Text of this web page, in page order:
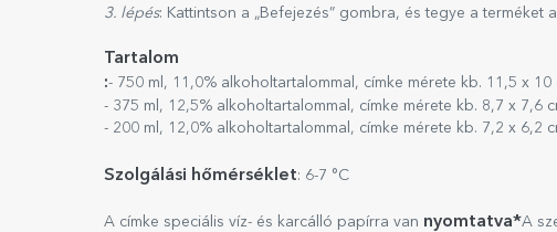
3. lépés: Kattintson a „Befejezés” gombra, és tegye a terméket
Tartalom
:- 750 ml, 11,0% alkoholtartalommal, címke mérete kb. 11,5 x 10
- 375 ml, 12,5% alkoholtartalommal, címke mérete kb. 8,7 x 7,6
- 200 ml, 12,0% alkoholtartalommal, címke mérete kb. 7,2 x 6,2
Szolgálási hőmérséklet: 6-7 °C
A címke speciális víz- és karcálló papírra van nyomtatva*A